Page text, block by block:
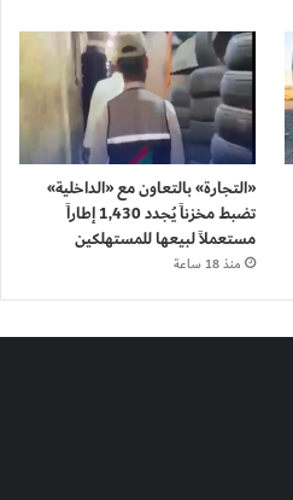
«التجارة» بالتعاون مع «الداخلية»
تضبط مخزناً يُجدد 1,430 إطاراً
مستعملاً لبيعها للمستهلكين
منذ 18 ساعة